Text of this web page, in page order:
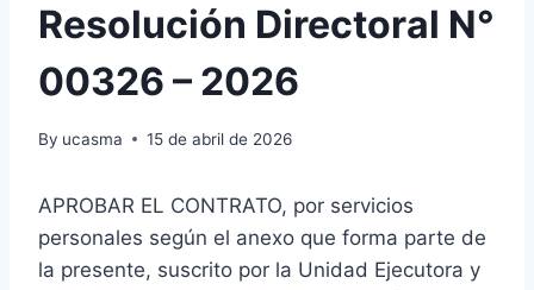
Resolución Directoral N°
00326 – 2026
By ucasma 15 de abril de 2026
APROBAR EL CONTRATO, por servicios
personales según el anexo que forma parte de
la presente, suscrito por la Unidad Ejecutora y